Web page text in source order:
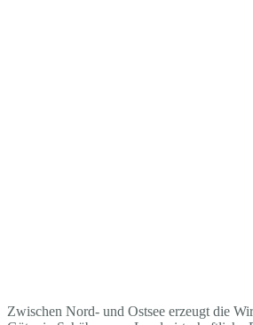
Zwischen Nord- und Ostsee erzeugt die